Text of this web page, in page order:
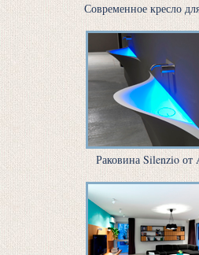
Современное кресло
Раковина Silenzio